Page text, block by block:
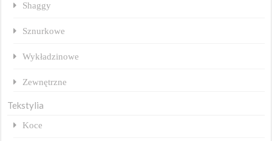
Shaggy
Sznurkowe
Wykładzinowe
Zewnętrzne
Tekstylia
Koce